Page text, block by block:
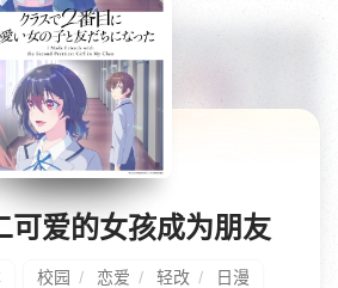
观看影片的记录
可爱的女孩成为朋友
校园 / 恋爱 / 轻改 / 日漫